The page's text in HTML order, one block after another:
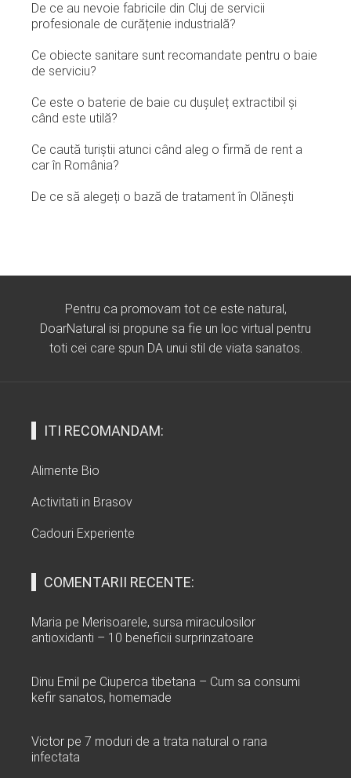
De ce au nevoie fabricile din Cluj de servicii
profesionale de curățenie industrială?
Ce obiecte sanitare sunt recomandate pentru o baie
de serviciu?
Ce este o baterie de baie cu dușuleț extractibil și
când este utilă?
Ce caută turiștii atunci când aleg o firmă de rent a
car în România?
De ce să alegeți o bază de tratament în Olănești
Pentru ca promovam tot ce este natural,
DoarNatural isi propune sa fie un loc virtual pentru
toti cei care spun DA unui stil de viata sanatos.
ITI RECOMANDAM:
Alimente Bio
Activitati in Brasov
Cadouri Experiente
COMENTARII RECENTE:
Maria pe Merisoarele, sursa miraculosilor
antioxidanti – 10 beneficii surprinzatoare
Dinu Emil pe Ciuperca tibetana – Cum sa consumi
kefir sanatos, homemade
Victor pe 7 moduri de a trata natural o rana
infectata